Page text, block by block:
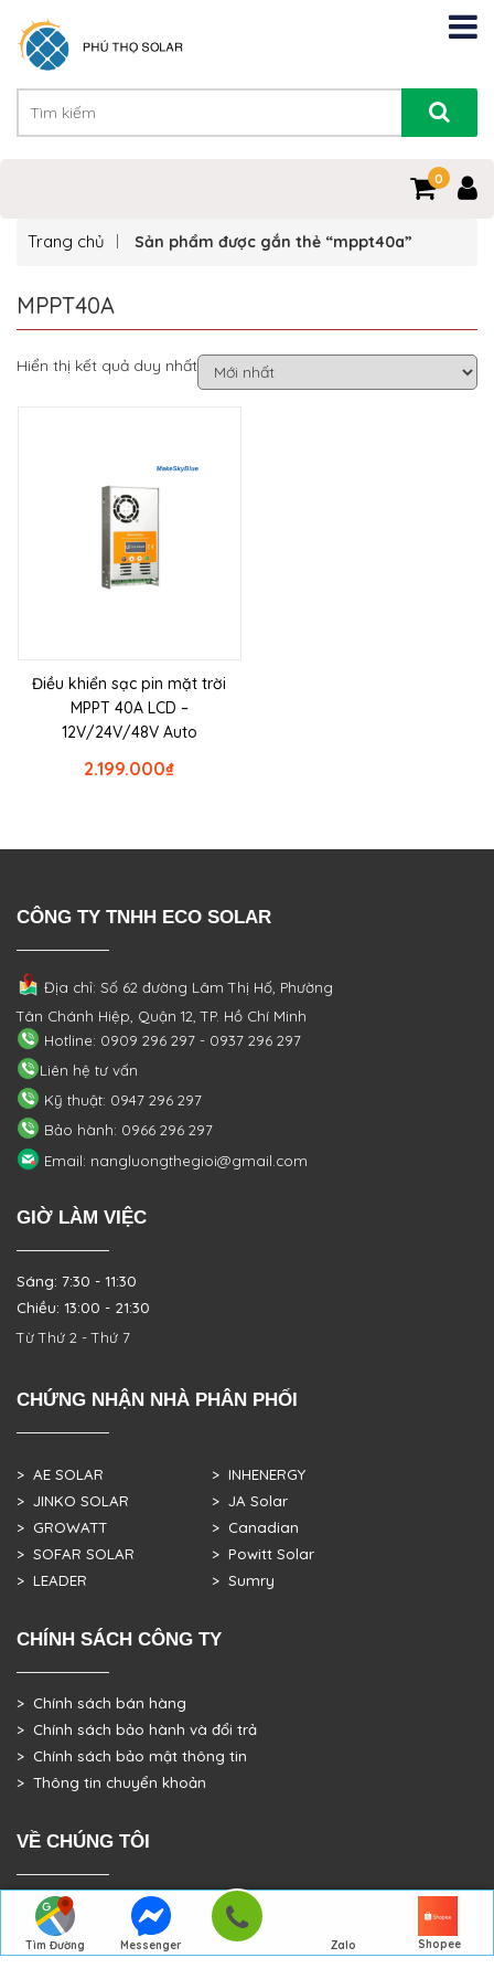
0
Tìm Đường
Messenger
Zalo Shopee
Trang chủ Sản phẩm được gắn thẻ “mppt40a”
MPPT40A
Hiển thị kết quả duy nhất
Điều khiển sạc pin mặt trời
MPPT 40A LCD –
12V/24V/48V Auto
₫
2.199.000
CÔNG TY TNHH ECO SOLAR
Địa chỉ: Số 62 đường Lâm Thị Hố, Phường
Tân Chánh Hiệp, Quận 12, TP. Hồ Chí Minh
Hotline: 0909 296 297 - 0937 296 297
Liên hệ tư vấn
Kỹ thuật: 0947 296 297
Bảo hành: 0966 296 297
Email: nangluongthegioi@gmail.com
GIỜ LÀM VIỆC
Sáng: 7:30 - 11:30
Chiều: 13:00 - 21:30
Từ Thứ 2 - Thứ 7
CHỨNG NHẬN NHÀ PHÂN PHỐI
> AE SOLAR
> JINKO SOLAR
> GROWATT
> SOFAR SOLAR
> LEADER
> INHENERGY
> JA Solar
> Canadian
> Powitt Solar
> Sumry
CHÍNH SÁCH CÔNG TY
> Chính sách bán hàng
> Chính sách bảo hành và đổi trả
> Chính sách bảo mật thông tin
> Thông tin chuyển khoản
VỀ CHÚNG TÔI
> GIỚI THIỆU
> TRANG CHỦ
> DỰ ÁN THỰC TẾ